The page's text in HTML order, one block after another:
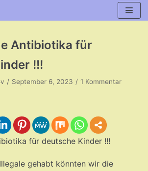
Antibiotika für
!!!
September 6, 2023 1 Kommentar
für deutsche Kinder !!!
gehabt könnten wir die